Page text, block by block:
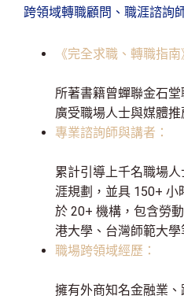
跨領域轉職顧問、職涯諮詢
《完全求職、轉職指
所著書籍曾蟬聯金石
廣受職場人士與媒體推
專業諮詢師與講者：
累計引導上千名職場
涯規劃，並具 150+ 小
於 20+ 機構，包含勞
港大學、台灣師範大
職場跨領域經歷：
擁有外商知名金融業